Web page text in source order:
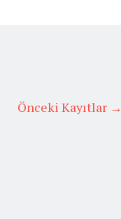
Önceki Kayıtlar →